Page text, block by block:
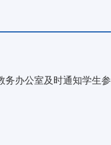
务办公室及时通知学生参